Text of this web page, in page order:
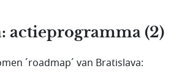
actieprogramma (2)
´roadmap´ van Bratislava: